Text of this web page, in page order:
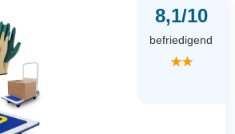
8,1/10
befriedigend
★★